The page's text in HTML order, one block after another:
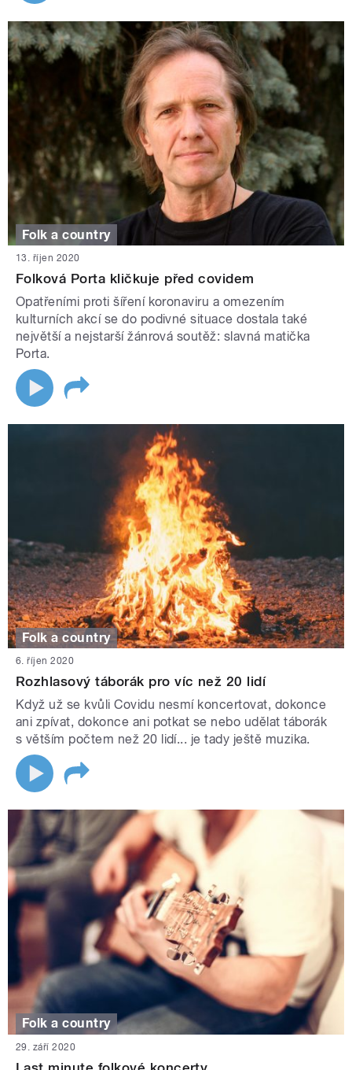
Folk a country
13. říjen 2020
Folková Porta kličkuje před covidem
Opatřeními proti šíření koronaviru a omezením
kulturních akcí se do podivné situace dostala také
největší a nejstarší žánrová soutěž: slavná matička
Porta.
Folk a country
6. říjen 2020
Rozhlasový táborák pro víc než 20 lidí
Když už se kvůli Covidu nesmí koncertovat, dokonce
ani zpívat, dokonce ani potkat se nebo udělat táborák
s větším počtem než 20 lidí... je tady ještě muzika.
Folk a country
29. září 2020